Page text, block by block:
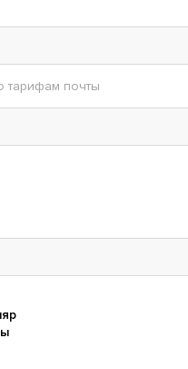
тарифам почты